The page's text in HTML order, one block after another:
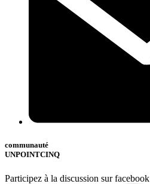
communauté
UNPOINTCINQ
Participez à la discussion sur facebook